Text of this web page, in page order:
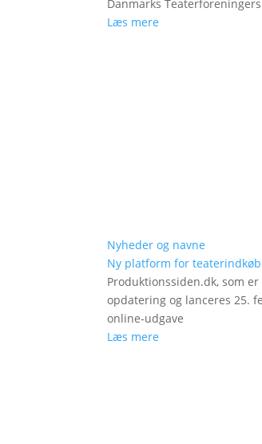
Danmarks
Læs mere
Nyheder og navne
Ny platform for
Produktionssiden.dk, som
opdatering og lanceres 25.
online-udgave
Læs mere